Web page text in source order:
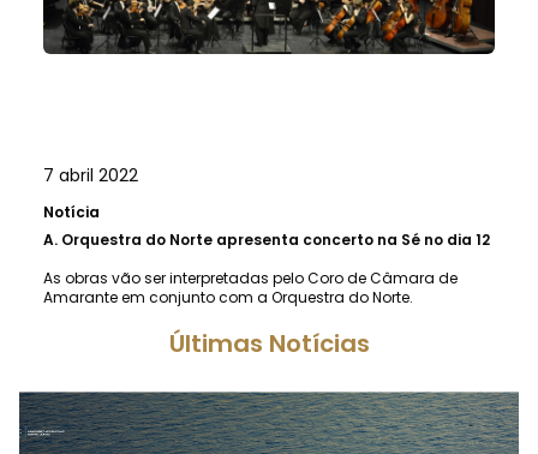
7 abril 2022
Notícia
A. Orquestra do Norte apresenta concerto na Sé no dia 12
As obras vão ser interpretadas pelo Coro de Câmara de
Amarante em conjunto com a Orquestra do Norte.
Últimas Notícias